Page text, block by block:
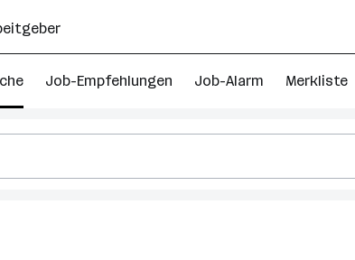
Job-Empfehlungen Job-Alarm Merkliste